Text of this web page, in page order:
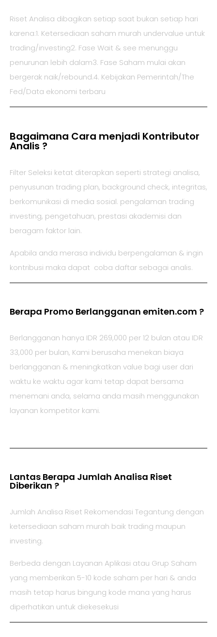
Riset Analisa dibagikan setiap saat bukan setiap hari
karena:1. Ketersediaan saham murah undervalue untuk
trading/investing2. Fase Wait & see menunggu
penurunan lebih dalam3. Fase Saham mulai akan
bergerak naik/rebound.4. Kebijakan Pemerintah/The
Fed/Data ekonomi terbaru
Bagaimana Cara menjadi Kontributor
Analis ?
Filter Seleksi ketat diterapkan seperti strategi analisa,
penyusunan trading plan, background check, integritas,
berkomunikasi di media sosial. pengalaman trading
investing, pengetahuan, prestasi akademisi dan
beragam faktor lain.
Apabila anda merasa individu berpengalaman & ingin
kontribusi maka dapat coba daftar sebagai analis.
Berapa Promo Berlangganan emiten.com ?
Berlangganan hanya IDR 269,000 per 12 bulan atau IDR
33,000 per bulan, Kami berusaha menekan biaya
berlangganan & meningkatkan value bagi user dari
waktu ke waktu agar kami tetap dapat bersama
menemani anda, selama anda masih menggunakan
layanan kompetitor kami.
Lantas Berapa Jumlah Analisa Riset
Diberikan ?
Jumlah Analisa Riset Rekomendasi Tegantung dengan
ketersediaan saham murah baik trading maupun
investing.
Berbeda dengan Layanan Aplikasi atau Grup Saham
yang memberikan 5-10 kode saham per hari & anda
masih tetap harus bingung kode mana yang harus
diperhatikan untuk diekesekusi